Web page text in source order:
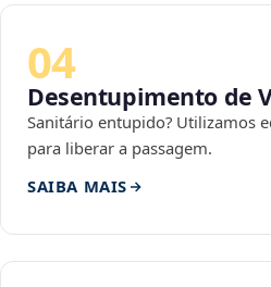
04
Desentupimento de
Sanitário entupido? Utilizamos
para liberar a passagem.
SAIBA MAIS